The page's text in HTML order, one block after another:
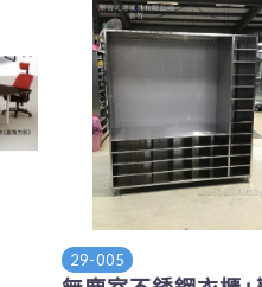
29-005